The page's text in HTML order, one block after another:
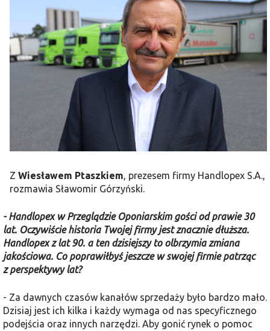
ZWiesławem Ptaszkiem, prezesem firmy Handlopex S.A.,
rozmawia Sławomir Górzyński.
- Handlopex w Przeglądzie Oponiarskim gości od prawie 30
lat. Oczywiście historia Twojej firmy jest znacznie dłuższa.
Handlopex z lat 90. a ten dzisiejszy to olbrzymia zmiana
jakościowa. Co poprawiłbyś jeszcze w swojej firmie patrząc
z perspektywy lat?
- Za dawnych czasów kanałów sprzedaży było bardzo mało.
Dzisiaj jest ich kilka i każdy wymaga od nas specyficznego
podejścia oraz innych narzędzi. Aby gonić rynek o pomoc